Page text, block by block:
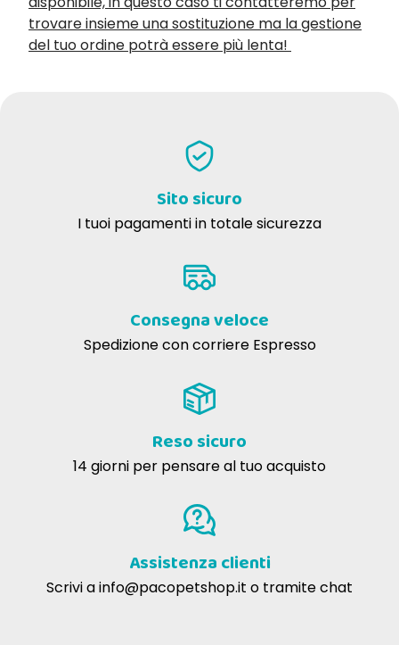
trovare insieme una sostituzione ma la gestione
del tuo ordine potrà essere più lenta!
Sito sicuro
I tuoi pagamenti in totale sicurezza
Consegna veloce
Spedizione con corriere Espresso
Reso sicuro
14 giorni per pensare al tuo acquisto
Assistenza clienti
Scrivi ainfo@pacopetshop.it o tramite chat